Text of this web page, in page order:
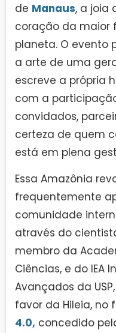
de Manaus, a joia
coração da maior
planeta. O evento
a arte de uma
escreve a própria
com a
convidados,
certeza de quem
está em plena
Essa Amazônia
frequentemente
comunidade
através do
membro da
Ciências, e do IEA
Avançados da
favor da Hileia, no
4.0, concedido